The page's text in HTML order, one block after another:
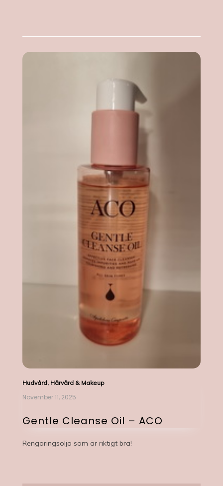
Hudvård, Hårvård & Makeup
November 11, 2025
Gentle Cleanse Oil – ACO
Rengöringsolja som är riktigt bra!